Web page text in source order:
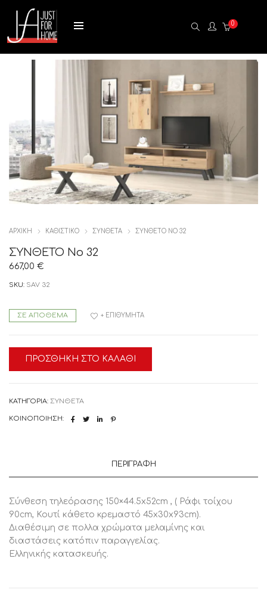
0
ΑΡΧΙΚΉ ΚΑΘΙΣΤΙΚΟ ΣΥΝΘΕΤΑ ΣΥΝΘΕΤΟ ΝΟ 32
ΣΥΝΘΕΤΟ Νο 32
667,00 €
SKU: SAV 32
ΣΕ ΑΠΌΘΕΜΑ
ΠΡΟΣΘΉΚΗ ΣΤΟ ΚΑΛΆΘΙ
+ ΕΠΙΘΥΜΗΤΆ
ΚΑΤΗΓΟΡΊΑ: ΣΥΝΘΕΤΑ
ΚΟΙΝΟΠΟΊΗΣΗ:
ΠΕΡΙΓΡΑΦΉ
Σύνθεση τηλεόρασης 150×44.5x52cm , ( Ράφι τοίχου
90cm, Κουτί κάθετο κρεμαστό 45x30x93cm).
Διαθέσιμη σε πολλα χρώματα μελαμίνης και
διαστάσεις κατόπιν παραγγελίας.
Ελληνικής κατασκευής.